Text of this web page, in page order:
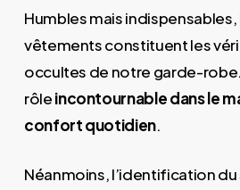
Humbles mais
vêtements constituent les
occultes de notre garde-
rôleincontournable dans le
confort quotidien.
Néanmoins, l’identification